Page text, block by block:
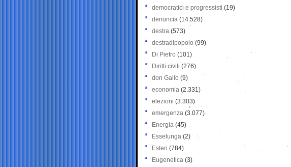
democratici e progressisti (19)
denuncia (14.528)
destra (573)
destradipopolo (99)
Di Pietro (101)
Diritti civili (276)
don Gallo (9)
economia (2.331)
elezioni (3.303)
emergenza (3.077)
Energia (45)
Esselunga (2)
Esteri (784)
Eugenetica (3)